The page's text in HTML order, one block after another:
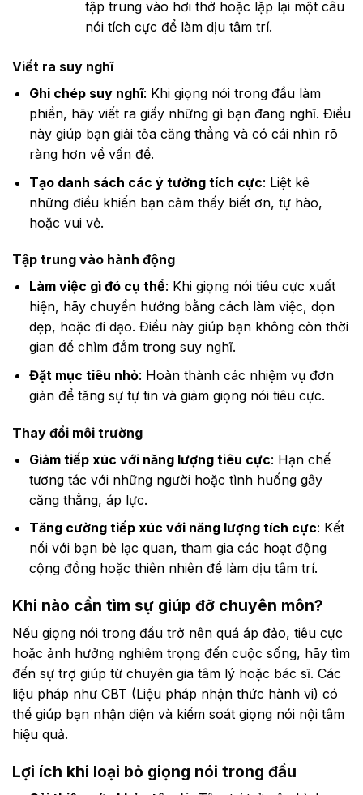
tập trung vào hơi thở hoặc lặp lại một câu
nói tích cực để làm dịu tâm trí.
Viết ra suy nghĩ
Ghi chép suy nghĩ: Khi giọng nói trong đầu làm
phiền, hãy viết ra giấy những gì bạn đang nghĩ. Điều
này giúp bạn giải tỏa căng thẳng và có cái nhìn rõ
ràng hơn về vấn đề.
Tạo danh sách các ý tưởng tích cực: Liệt kê
những điều khiến bạn cảm thấy biết ơn, tự hào,
hoặc vui vẻ.
Tập trung vào hành động
Làm việc gì đó cụ thể: Khi giọng nói tiêu cực xuất
hiện, hãy chuyển hướng bằng cách làm việc, dọn
dẹp, hoặc đi dạo. Điều này giúp bạn không còn thời
gian để chìm đắm trong suy nghĩ.
Đặt mục tiêu nhỏ: Hoàn thành các nhiệm vụ đơn
giản để tăng sự tự tin và giảm giọng nói tiêu cực.
Thay đổi môi trường
Giảm tiếp xúc với năng lượng tiêu cực: Hạn chế
tương tác với những người hoặc tình huống gây
căng thẳng, áp lực.
Tăng cường tiếp xúc với năng lượng tích cực: Kết
nối với bạn bè lạc quan, tham gia các hoạt động
cộng đồng hoặc thiên nhiên để làm dịu tâm trí.
Khi nào cần tìm sự giúp đỡ chuyên môn?
Nếu giọng nói trong đầu trở nên quá áp đảo, tiêu cực
hoặc ảnh hưởng nghiêm trọng đến cuộc sống, hãy tìm
đến sự trợ giúp từ chuyên gia tâm lý hoặc bác sĩ. Các
liệu pháp như CBT (Liệu pháp nhận thức hành vi) có
thể giúp bạn nhận diện và kiểm soát giọng nói nội tâm
hiệu quả.
Lợi ích khi loại bỏ giọng nói trong đầu